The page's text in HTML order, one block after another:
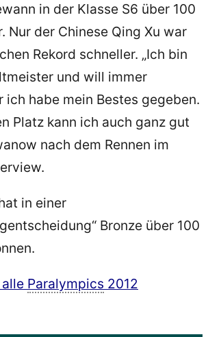
in der Klasse S6 über 100
Nur der Chinese Qing Xu war
Rekord schneller. „Ich bin
und will immer
ich habe mein Bestes gegeben.
Platz kann ich auch ganz gut
nach dem Rennen im
in einer
Bronze über 100
Paralympics 2012